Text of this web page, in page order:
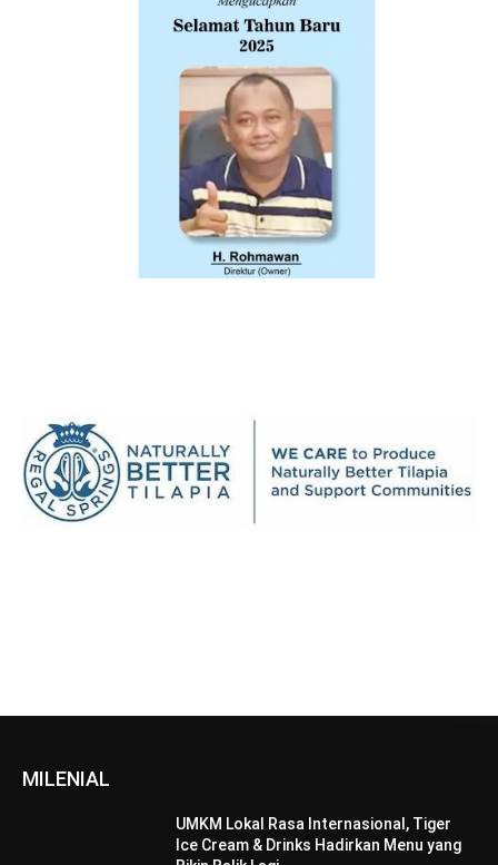
MILENIAL
UMKM Lokal Rasa Internasional, Tiger
Ice Cream & Drinks Hadirkan Menu yang